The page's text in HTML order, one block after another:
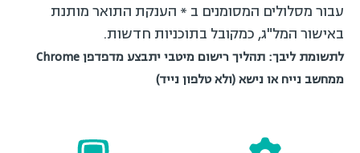
עבור מסלולים המסומנים ב * הענקת התואר מותנת
באישור המל"ג, כמקובל בתוכניות חדשות.
לתשומת ליבך: תהליך רישום מיטבי יתבצע מדפדפן Chrome
ממחשב נייח או נישא (ולא טלפון נייד)